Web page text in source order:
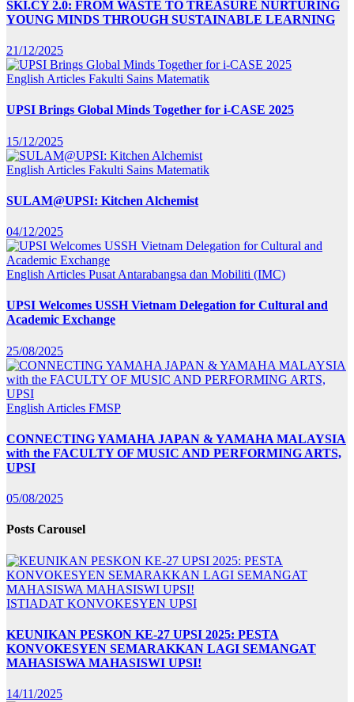
SKI.CY 2.0: FROM WASTE TO TREASURE NURTURING
YOUNG MINDS THROUGH SUSTAINABLE LEARNING
21/12/2025
English Articles Fakulti Sains Matematik
UPSI Brings Global Minds Together for i-CASE 2025
15/12/2025
English Articles Fakulti Sains Matematik
SULAM@UPSI: Kitchen Alchemist
04/12/2025
English Articles Pusat Antarabangsa dan Mobiliti (IMC)
UPSI Welcomes USSH Vietnam Delegation for Cultural and
Academic Exchange
25/08/2025
English Articles FMSP
CONNECTING YAMAHA JAPAN & YAMAHA MALAYSIA
with the FACULTY OF MUSIC AND PERFORMING ARTS,
UPSI
05/08/2025
Posts Carousel
ISTIADAT KONVOKESYEN UPSI
KEUNIKAN PESKON KE-27 UPSI 2025: PESTA
KONVOKESYEN SEMARAKKAN LAGI SEMANGAT
MAHASISWA MAHASISWI UPSI!
14/11/2025